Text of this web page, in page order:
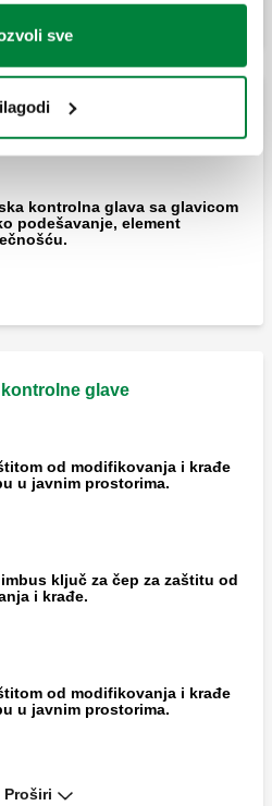
sve
glava sa glavicom za
kontrolna glava sa glavicom
podešavanje, element
glave
od modifikovanja i krađe
u javnim prostorima.
ključ za čep za zaštitu od
i krađe.
od modifikovanja i krađe
u javnim prostorima.
Proširi